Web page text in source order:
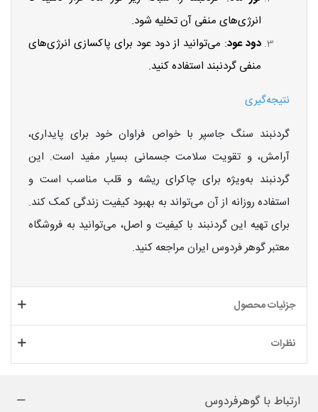
انرژی‌های منفی آن تخلیه شود.
دود عود: می‌توانید از دود عود برای پاکسازی انرژی‌های
منفی گردنبند استفاده کنید.
نتیجه‌گیری
گردنبند سنگ جاسپر با خواص فراوان خود برای پایداری،
آرامش، و تقویت سلامت جسمانی بسیار مفید است. این
گردنبند به‌ویژه برای چاکرای ریشه و قلب مناسب است و
استفاده روزانه از آن می‌تواند به بهبود کیفیت زندگی کمک کند.
برای تهیه این گردنبند با کیفیت و اصل، می‌توانید به فروشگاه
معتبر گوهر فردوس ایران مراجعه کنید.
جزئیات محصول
نظرات
ارتباط با گوهرفردوس